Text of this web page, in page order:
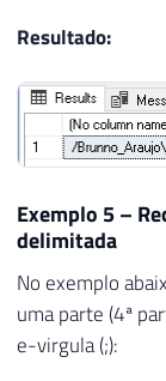
Resultado:
Exemplo 5 –
delimitada
No exemplo
uma parte (4ª
e-virgula (;):